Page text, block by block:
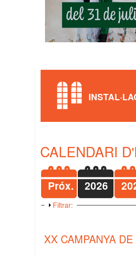
CALENDARI
Próx. 2026
Mostra
Filtrar:
XX CAMPANYA